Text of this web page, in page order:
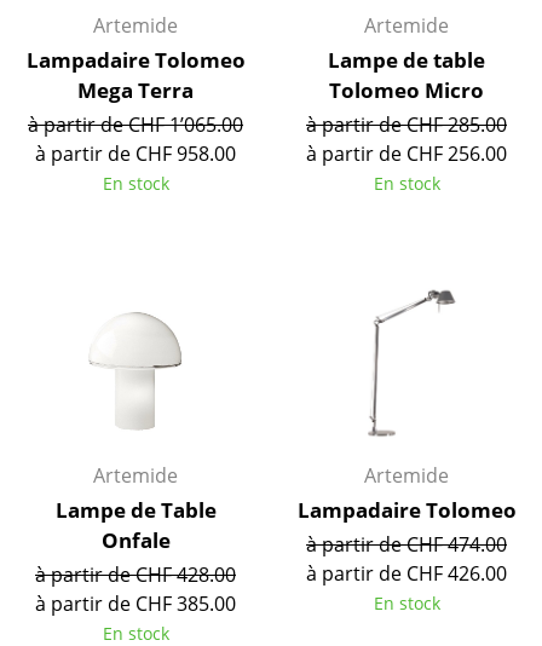
Lampes de bureau
Lampadaires et Liseuses
Lampes de sol
Appliques murales
... voir tous les luminaires
Lits doubles
Lits simples
Lits empilables
Lits enfants
Tables de chevet et Accessoires de lit
Artemide
Lampadaire Tolomeo
Mega Terra
à partir de CHF 1’065.00
à partir de CHF 958.00
En stock
Artemide
Lampe de table
Tolomeo Micro
à partir de CHF 285.00
à partir de CHF 256.00
En stock
Artemide
Lampe de Table
Onfale
à partir de CHF 428.00
à partir de CHF 385.00
En stock
Artemide
Lampadaire Tolomeo
à partir de CHF 474.00
à partir de CHF 426.00
En stock